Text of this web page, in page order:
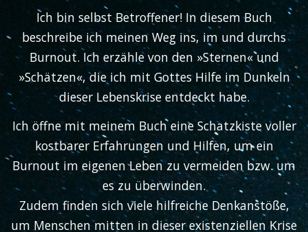
Ich bin selbst Betroffener! In diesem Buch
beschreibe ich meinen Weg ins, im und durchs
Burnout. Ich erzähle von den »Sternen« und
»Schätzen«, die ich mit Gottes Hilfe im Dunkeln
dieser Lebenskrise entdeckt habe.
Ich öffne mit meinem Buch eine Schatzkiste voller
kostbarer Erfahrungen und Hilfen, um ein
Burnout im eigenen Leben zu vermeiden bzw. um
es zu überwinden.
Zudem finden sich viele hilfreiche Denkanstöße,
um Menschen mitten in dieser existenziellen Krise